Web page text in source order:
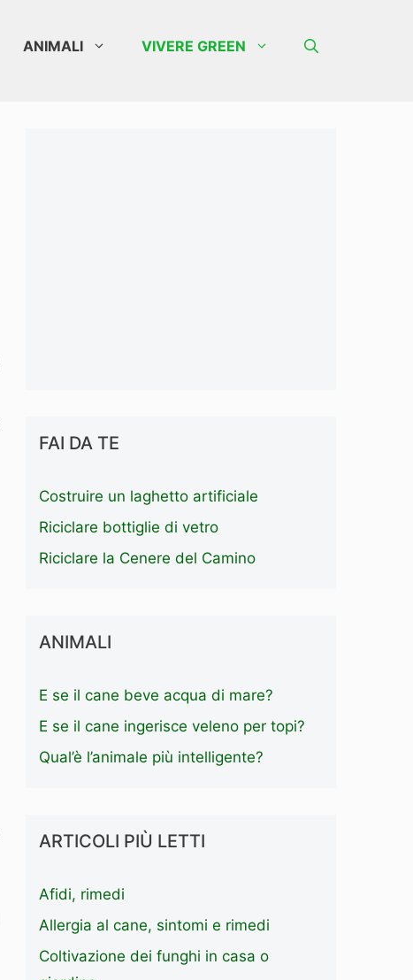
ANIMALI VIVERE GREEN
FAI DA TE
Costruire un laghetto artificiale
Riciclare bottiglie di vetro
Riciclare la Cenere del Camino
ANIMALI
E se il cane beve acqua di mare?
E se il cane ingerisce veleno per topi?
Qual’è l’animale più intelligente?
ARTICOLI PIÙ LETTI
Afidi, rimedi
Allergia al cane, sintomi e rimedi
Coltivazione dei funghi in casa o